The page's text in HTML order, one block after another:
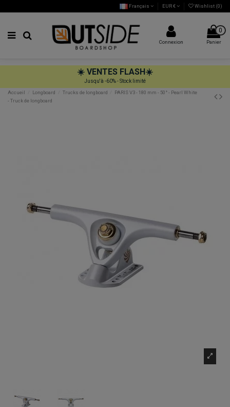
Français EUR € Wishlist (0)
Connexion
0
Panier
☀️ VENTES FLASH☀️
Jusqu'à -60% - Stock limité
Accueil
Longboard Trucks de longboard
PARIS V3 - 180 mm - 50° - Pearl White
- Truck de longboard